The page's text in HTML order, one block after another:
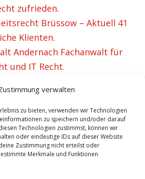
verwalten
zu bieten, verwenden wir Technologien
zu speichern und/oder darauf
Technologien zustimmst, können wir
oder eindeutige IDs auf dieser Website
Zustimmung nicht erteilst oder
Merkmale und Funktionen
zufrieden.
Brüssow – Aktuell 41
Klienten.
Andernach Fachanwalt für
und IT Recht.
Grenchen Fachanwalt für
unter Teck Spezialist im
und IT Recht.
Oberhof – Inzwischen